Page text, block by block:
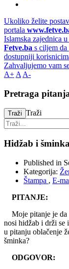
Ukoliko želite
portala
Islamska zajednica
Fetve.ba s ciljem
dostupniji
Zahvaljujemo vam
A+ A A-
Pretraga
Traži Traži
Hidžab i šminka
Published in
Kategorija:
Štampa , E-
PITANJE:
Moje pitanje je da
nosi hidžab i drži se
u pitanju oblačenje
šminka?
ODGOVOR: